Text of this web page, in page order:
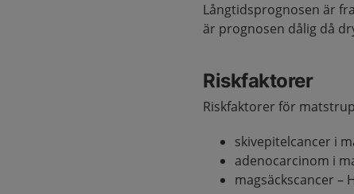
Långtidsprognosen är
är prognosen dålig då
Riskfaktorer
Riskfaktorer för
skivepitelcancer i
adenocarcinom i
magsäckscancer –